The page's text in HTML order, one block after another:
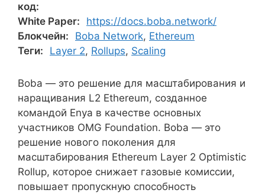
код:
White Paper:
https://docs.boba.network/
Блокчейн:
Boba Network, Ethereum
Теги:
Layer 2, Rollups, Scaling
Boba — это решение для масштабирования и
наращивания L2 Ethereum, созданное
командой Enya в качестве основных
участников OMG Foundation. Boba — это
решение нового поколения для
масштабирования Ethereum Layer 2 Optimistic
Rollup, которое снижает газовые комиссии,
повышает пропускную способность